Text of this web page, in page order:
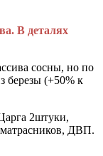
В деталях
сосны, но по
березы (+50% к
2штуки,
ДВП.